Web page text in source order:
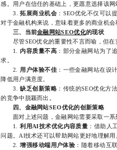
感。用户在信任的基础上，更愿意选择该
3.拓展商业机会 ：SEO优化不仅可以
对于金融机构来说，意味着更多的商业机会
三、当前金融网站SEO优化的现状
尽管SEO优化的重要性不言而喻，但在
1.内容质量不高 ：部分金融网站为了
求。
2. 用户体验不佳 ：一些金融网站在设
降低用户满意度。
3.缺乏创新策略 ：传统的SEO优化方
的竞争中脱颖而出。
四、金融网站SEO优化的创新策略
面对上述问题，金融网站需要采取一系
1.利用AI技术优化内容质量 ：借助人
问题。AI技术还可以帮助网站更好地理解
2.增强移动端用户体验 ：随着移动互